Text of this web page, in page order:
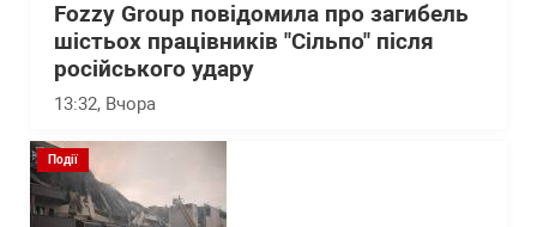
Fozzy Group повідомила про загибель
шістьох працівників "Сільпо" після
російського удару
13:32, Вчора
Події